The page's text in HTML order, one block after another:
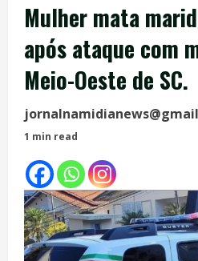
Mulher mata
após ataque com
Meio-Oeste de SC.
1 min read